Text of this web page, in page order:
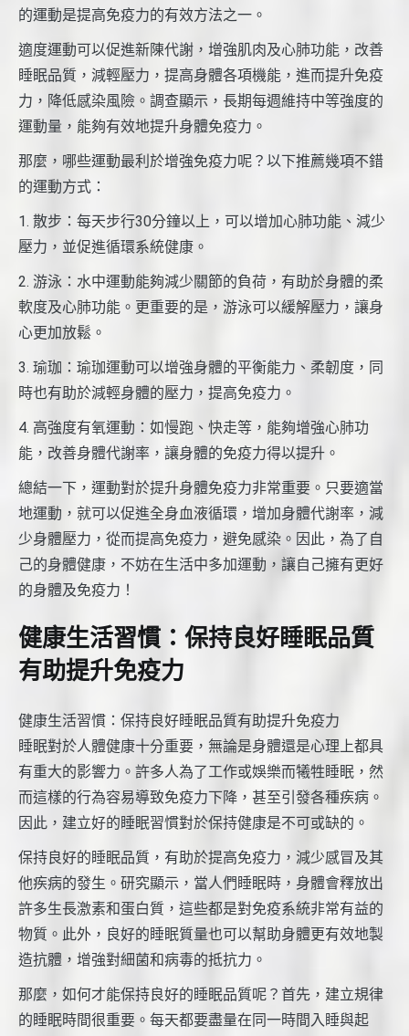
的運動是提高免疫力的有效方法之一。
適度運動可以促進新陳代謝，增強肌肉及心肺功能，改善
睡眠品質，減輕壓力，提高身體各項機能，進而提升免疫
力，降低感染風險。調查顯示，長期每週維持中等強度的
運動量，能夠有效地提升身體免疫力。
那麼，哪些運動最利於增強免疫力呢？以下推薦幾項不錯
的運動方式：
1. 散步：每天步行30分鐘以上，可以增加心肺功能、減少
壓力，並促進循環系統健康。
2. 游泳：水中運動能夠減少關節的負荷，有助於身體的柔
軟度及心肺功能。更重要的是，游泳可以緩解壓力，讓身
心更加放鬆。
3. 瑜珈：瑜珈運動可以增強身體的平衡能力、柔韌度，同
時也有助於減輕身體的壓力，提高免疫力。
4. 高強度有氧運動：如慢跑、快走等，能夠增強心肺功
能，改善身體代謝率，讓身體的免疫力得以提升。
總結一下，運動對於提升身體免疫力非常重要。只要適當
地運動，就可以促進全身血液循環，增加身體代謝率，減
少身體壓力，從而提高免疫力，避免感染。因此，為了自
己的身體健康，不妨在生活中多加運動，讓自己擁有更好
的身體及免疫力！
健康生活習慣：保持良好睡眠品質
有助提升免疫力
健康生活習慣：保持良好睡眠品質有助提升免疫力
睡眠對於人體健康十分重要，無論是身體還是心理上都具
有重大的影響力。許多人為了工作或娛樂而犧牲睡眠，然
而這樣的行為容易導致免疫力下降，甚至引發各種疾病。
因此，建立好的睡眠習慣對於保持健康是不可或缺的。
保持良好的睡眠品質，有助於提高免疫力，減少感冒及其
他疾病的發生。研究顯示，當人們睡眠時，身體會釋放出
許多生長激素和蛋白質，這些都是對免疫系統非常有益的
物質。此外，良好的睡眠質量也可以幫助身體更有效地製
造抗體，增強對細菌和病毒的抵抗力。
那麼，如何才能保持良好的睡眠品質呢？首先，建立規律
的睡眠時間很重要。每天都要盡量在同一時間入睡與起